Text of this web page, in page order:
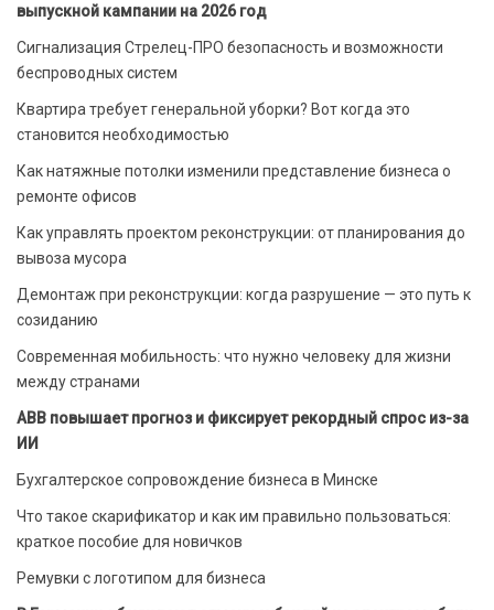
выпускной кампании на 2026 год
Сигнализация Стрелец-ПРО безопасность и возможности
беспроводных систем
Квартира требует генеральной уборки? Вот когда это
становится необходимостью
Как натяжные потолки изменили представление бизнеса о
ремонте офисов
Как управлять проектом реконструкции: от планирования до
вывоза мусора
Демонтаж при реконструкции: когда разрушение — это путь к
созиданию
Современная мобильность: что нужно человеку для жизни
между странами
ABB повышает прогноз и фиксирует рекордный спрос из-за
ИИ
Бухгалтерское сопровождение бизнеса в Минске
Что такое скарификатор и как им правильно пользоваться:
краткое пособие для новичков
Ремувки с логотипом для бизнеса